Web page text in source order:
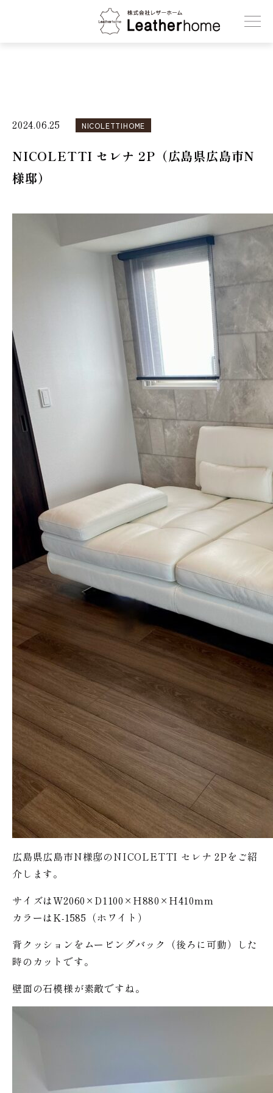
株式会社レザーホーム
2024.06.25 NICOLETTIHOME
NICOLETTI セレナ 2P（広島県広島市N
様邸）
広島県広島市N様邸のNICOLETTI セレナ 2Pをご紹
介します。
サイズはW2060×D1100×H880×H410mm
カラーはK-1585（ホワイト）
背クッションをムービングバック（後ろに可動）した
時のカットです。
壁面の石模様が素敵ですね。